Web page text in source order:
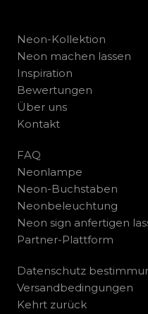
Neon-Kollektion
Neon machen lassen
Inspiration
Bewertungen
Über uns
Kontakt
FAQ
Neonlampe
Neon-Buchstaben
Neonbeleuchtung
Neon sign anfertigen
Partner-Plattform
Datenschutz
Versandbedingungen
Kehrt zurück